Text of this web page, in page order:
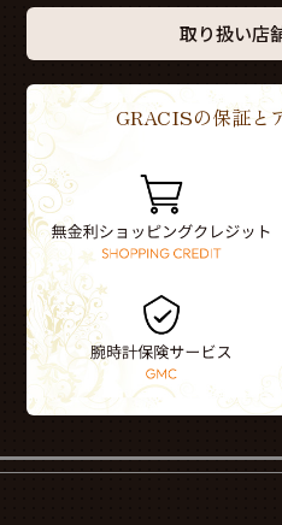
取り扱い店
GRACISの保証と